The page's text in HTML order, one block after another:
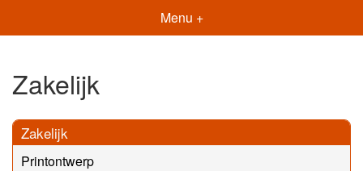
Menu +
Zakelijk
Zakelijk
Printontwerp